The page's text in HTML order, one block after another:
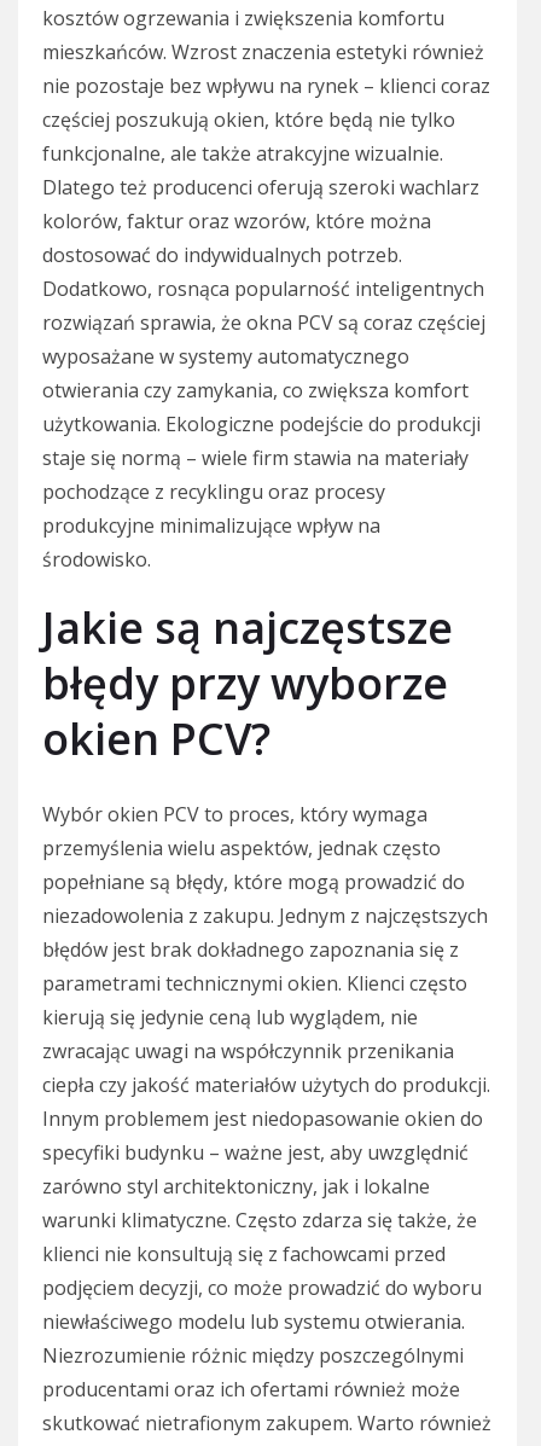
kosztów ogrzewania i zwiększenia komfortu
mieszkańców. Wzrost znaczenia estetyki również
nie pozostaje bez wpływu na rynek – klienci coraz
częściej poszukują okien, które będą nie tylko
funkcjonalne, ale także atrakcyjne wizualnie.
Dlatego też producenci oferują szeroki wachlarz
kolorów, faktur oraz wzorów, które można
dostosować do indywidualnych potrzeb.
Dodatkowo, rosnąca popularność inteligentnych
rozwiązań sprawia, że okna PCV są coraz częściej
wyposażane w systemy automatycznego
otwierania czy zamykania, co zwiększa komfort
użytkowania. Ekologiczne podejście do produkcji
staje się normą – wiele firm stawia na materiały
pochodzące z recyklingu oraz procesy
produkcyjne minimalizujące wpływ na
środowisko.
Jakie są najczęstsze
błędy przy wyborze
okien PCV?
Wybór okien PCV to proces, który wymaga
przemyślenia wielu aspektów, jednak często
popełniane są błędy, które mogą prowadzić do
niezadowolenia z zakupu. Jednym z najczęstszych
błędów jest brak dokładnego zapoznania się z
parametrami technicznymi okien. Klienci często
kierują się jedynie ceną lub wyglądem, nie
zwracając uwagi na współczynnik przenikania
ciepła czy jakość materiałów użytych do produkcji.
Innym problemem jest niedopasowanie okien do
specyfiki budynku – ważne jest, aby uwzględnić
zarówno styl architektoniczny, jak i lokalne
warunki klimatyczne. Często zdarza się także, że
klienci nie konsultują się z fachowcami przed
podjęciem decyzji, co może prowadzić do wyboru
niewłaściwego modelu lub systemu otwierania.
Niezrozumienie różnic między poszczególnymi
producentami oraz ich ofertami również może
skutkować nietrafionym zakupem. Warto również